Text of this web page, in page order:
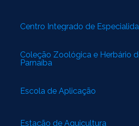
Centro Integrado de
Coleção Zoológica e Herbário
Parnaíba
Escola de Aplicação
Estação de Aquicultura